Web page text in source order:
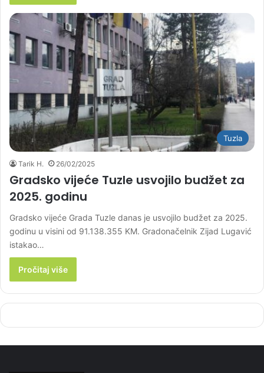
Tuzla
Tarik H. 26/02/2025
Gradsko vijeće Tuzle usvojilo budžet za
2025. godinu
Gradsko vijeće Grada Tuzle danas je usvojilo budžet za 2025.
godinu u visini od 91.138.355 KM. Gradonačelnik Zijad Lugavić
istakao…
Pročitaj više